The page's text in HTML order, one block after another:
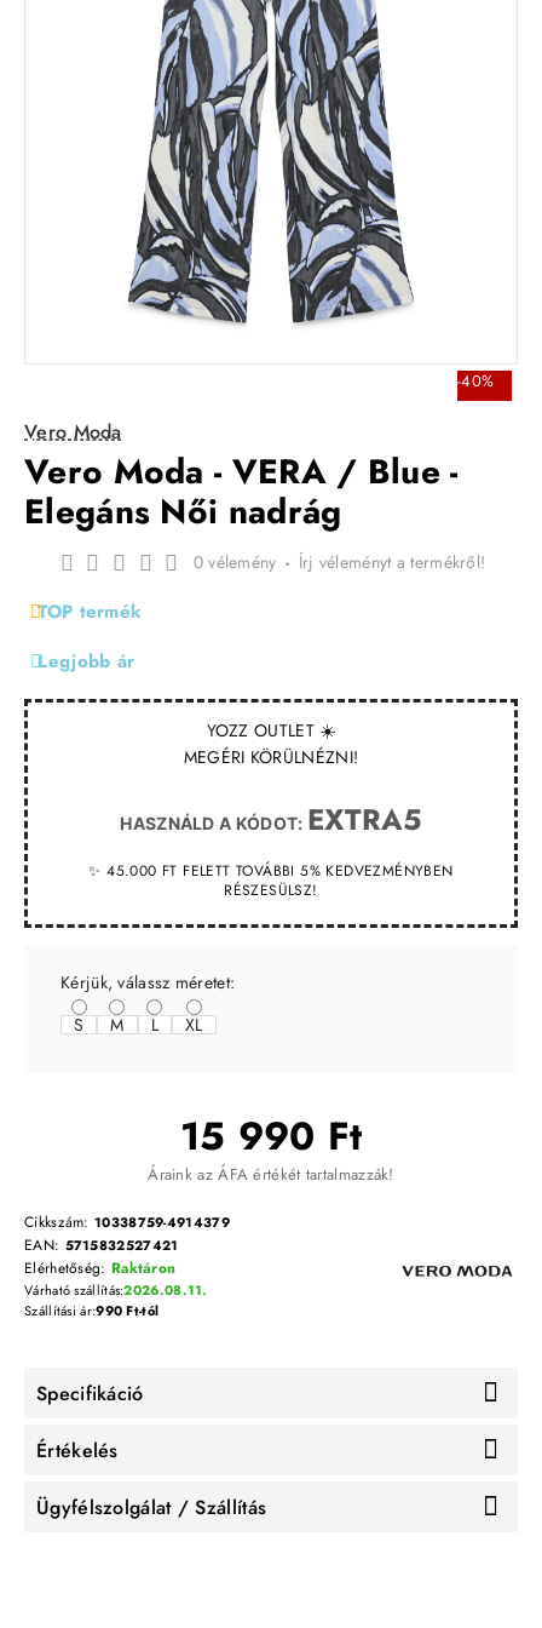
-40%
Vero Moda
Vero Moda - VERA / Blue -
Elegáns Női nadrág
YOZZ OUTLET ☀️
MEGÉRI KÖRÜLNÉZNI!
HASZNÁLD A KÓDOT: EXTRA5
✨ 45.000 FT FELETT TOVÁBBI 5% KEDVEZMÉNYBEN
RÉSZESÜLSZ!
TOP termék
Legjobb ár
0 vélemény - Írj véleményt a termékről!
15 990 Ft
Áraink az ÁFA értékét tartalmazzák!
Cikkszám: 10338759-4914379
EAN: 5715832527421
Elérhetőség: Raktáron
Várható szállítás:2026.08.11.
Szállítási ár:990 Ft-tól
Kérjük, válassz méretet:
S
M L XL
Specifikáció
Értékelés
Ügyfélszolgálat / Szállítás